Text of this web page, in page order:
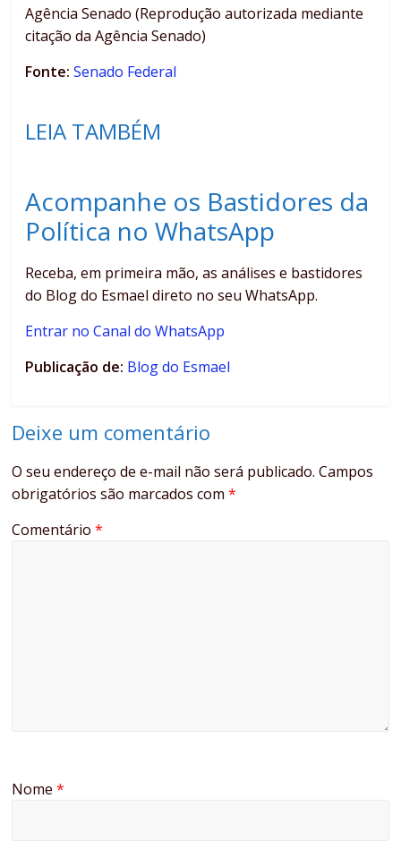
Agência Senado (Reprodução autorizada mediante
citação da Agência Senado)
Fonte: Senado Federal
LEIA TAMBÉM
Acompanhe os Bastidores da
Política no WhatsApp
Receba, em primeira mão, as análises e bastidores
do Blog do Esmael direto no seu WhatsApp.
Entrar no Canal do WhatsApp
Publicação de: Blog do Esmael
Deixe um comentário
O seu endereço de e-mail não será publicado. Campos
obrigatórios são marcados com*
Comentário*
Nome*